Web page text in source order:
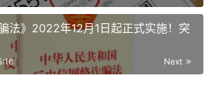
法》2022年12月1日起正式实施！突
Next